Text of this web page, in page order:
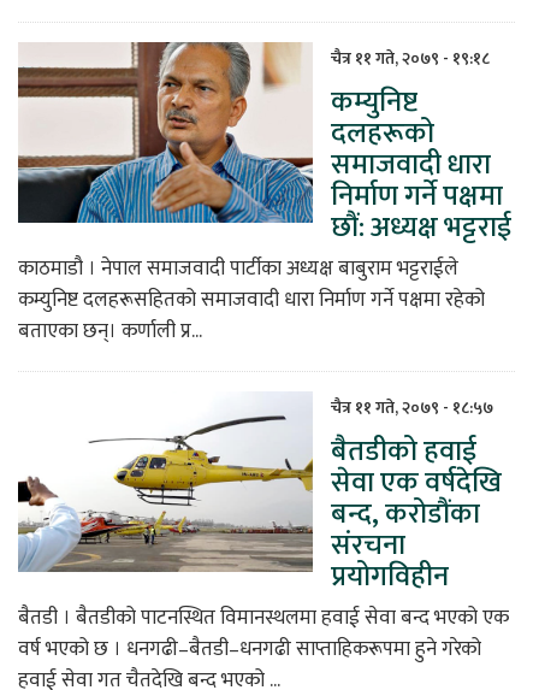
चैत्र ११ गते, २०७९ - १९:१८
कम्युनिष्ट
दलहरूको
समाजवादी धारा
निर्माण गर्ने पक्षमा
छौं: अध्यक्ष भट्टराई
काठमाडौ । नेपाल समाजवादी पार्टीका अध्यक्ष बाबुराम भट्टराईले
कम्युनिष्ट दलहरूसहितको समाजवादी धारा निर्माण गर्ने पक्षमा रहेको
बताएका छन्। कर्णाली प्र...
चैत्र ११ गते, २०७९ - १८:५७
बैतडीको हवाई
सेवा एक वर्षदेखि
बन्द, करोडौंका
संरचना
प्रयोगविहीन
बैतडी । बैतडीको पाटनस्थित विमानस्थलमा हवाई सेवा बन्द भएको एक
वर्ष भएको छ । धनगढी–बैतडी–धनगढी साप्ताहिकरूपमा हुने गरेको
हवाई सेवा गत चैतदेखि बन्द भएको ...